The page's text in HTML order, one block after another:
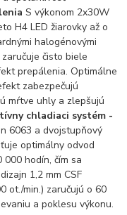
S výkonom 2x30W
H4 LED žiarovky až o
halogénovými
čisto biele
prepálenia.Optimálne
zabezpečujú
mŕtve uhly a zlepšujú
chladiaci systém -
6063 a dvojstupňový
optimálny odvod
hodín, čím sa
1,2 mm CSF
ot./min.) zaručujú o 60
a poklesu výkonu.